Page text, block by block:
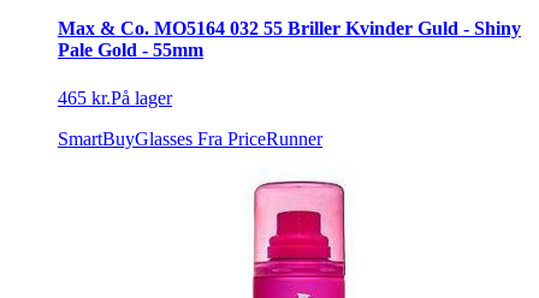
Max & Co. MO5164 032 55 Briller Kvinder Guld - Shiny
Pale Gold - 55mm
465 kr.På lager
SmartBuyGlasses Fra PriceRunner